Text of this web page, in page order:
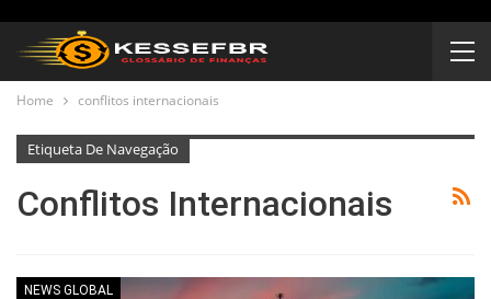
Home conflitos internacionais
Etiqueta De Navegação
Conflitos Internacionais
NEWS GLOBAL